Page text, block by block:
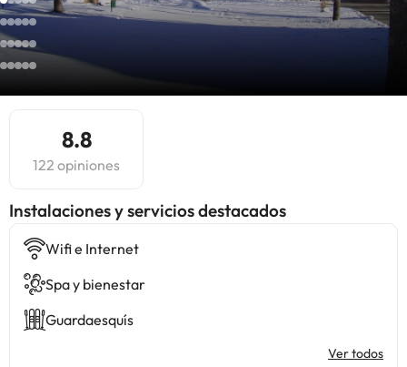
8.8
122 opiniones
Instalaciones y servicios destacados
Wifi e Internet
Spa y bienestar
Guardaesquís
Ver todos